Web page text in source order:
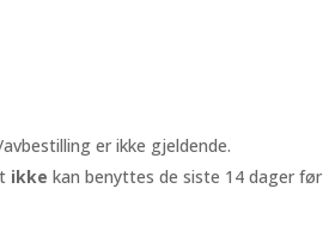
er ikke gjeldende.
ikke kan benyttes de siste 14 dager før